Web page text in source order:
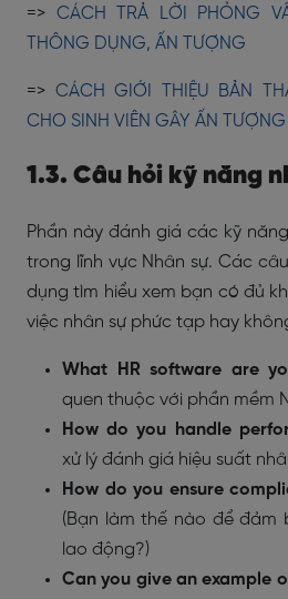
=> CÁCH TRẢ LỜI PHỎNG
THÔNG DỤNG, ẤN TƯỢNG
=> CÁCH GIỚI THIỆU BẢN
CHO SINH VIÊN GÂY ẤN TƯỢNG
1.3. Câu hỏi kỹ năng
Phần này đánh giá các kỹ
trong lĩnh vực Nhân sự. Các
dụng tìm hiểu xem bạn có đủ
việc nhân sự phức tạp hay
What HR software are
quen thuộc với phần mềm
How do you handle
xử lý đánh giá hiệu suất
How do you ensure
(Bạn làm thế nào để
lao động?)
Can you give an example